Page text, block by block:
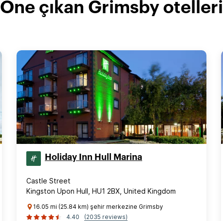
Öne çıkan Grimsby otelleri
Holiday Inn Hull Marina
Castle Street
Kingston Upon Hull, HU1 2BX, United Kingdom
16.05 mi (25.84 km) şehir merkezine Grimsby
4.40
(2035 reviews)